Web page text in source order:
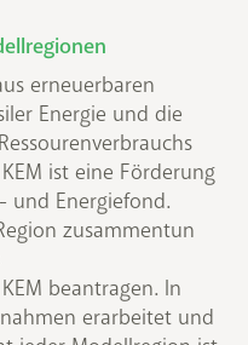
erneuerbaren
Energie und die
ist eine Förderung
und Energiefond.
zusammentun
beantragen. In
erarbeitet und